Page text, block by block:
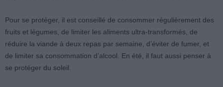
Pour se protéger, il est conseillé de consommer régulièrement des
fruits et légumes, de limiter les aliments ultra-transformés, de
réduire la viande à deux repas par semaine, d’éviter de fumer, et
de limiter sa consommation d’alcool. En été, il faut aussi penser à
se protéger du soleil.